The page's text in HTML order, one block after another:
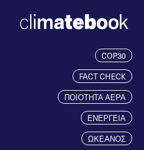
COP30
FACT CHECK
ΠΟΙΟΤΗΤΑ ΑΕΡΑ
ΕΝΕΡΓΕΙΑ
ΩΚΕΑΝΟΣ